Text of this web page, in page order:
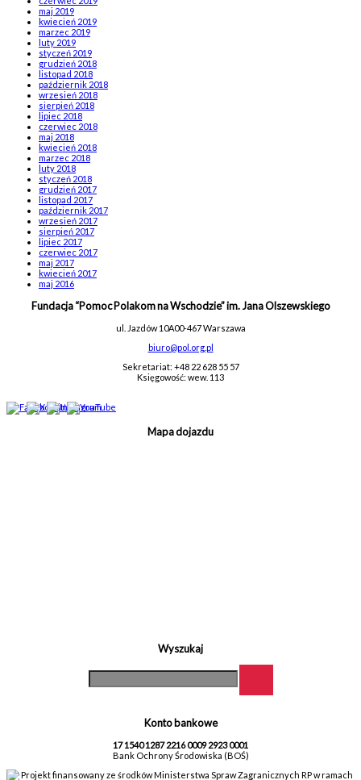
maj 2019
kwiecień 2019
marzec 2019
luty 2019
styczeń 2019
grudzień 2018
listopad 2018
październik 2018
wrzesień 2018
sierpień 2018
lipiec 2018
czerwiec 2018
maj 2018
kwiecień 2018
marzec 2018
luty 2018
styczeń 2018
grudzień 2017
listopad 2017
październik 2017
wrzesień 2017
sierpień 2017
lipiec 2017
czerwiec 2017
maj 2017
kwiecień 2017
maj 2016
Fundacja “Pomoc Polakom na Wschodzie” im. Jana Olszewskiego
ul. Jazdów 10A00-467 Warszawa
biuro@pol.org.pl
Sekretariat: +48 22 628 55 57
Księgowość: wew. 113
Mapa dojazdu
Wyszukaj
Konto bankowe
17 1540 1287 2216 0009 2923 0001
Bank Ochrony Środowiska (BOŚ)
Projekt finansowany ze środków Ministerstwa Spraw Zagranicznych RP w ramach